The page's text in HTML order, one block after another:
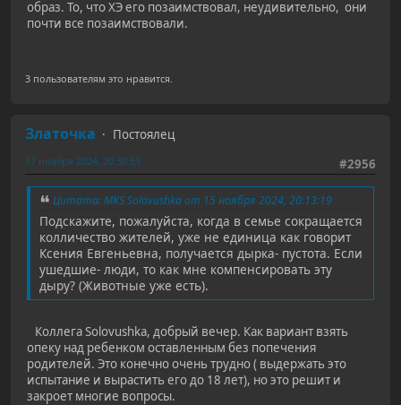
образ. То, что ХЭ его позаимствовал, неудивительно, они
почти все позаимствовали.
3 пользователям это нравится.
Златочка
Постоялец
#2956
17 ноября 2024, 20:30:53
Цитата: MKS Solovushka от 15 ноября 2024, 20:13:19
Подскажите, пожалуйста, когда в семье сокращается
колличество жителей, уже не единица как говорит
Ксения Евгеньевна, получается дырка- пустота. Если
ушедшие- люди, то как мне компенсировать эту
дыру? (Животные уже есть).
Коллега Solovushka, добрый вечер. Как вариант взять
опеку над ребенком оставленным без попечения
родителей. Это конечно очень трудно ( выдержать это
испытание и вырастить его до 18 лет), но это решит и
закроет многие вопросы.